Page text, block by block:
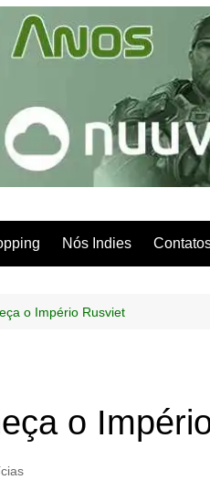
Nós Indies
o Império Rusviet
o